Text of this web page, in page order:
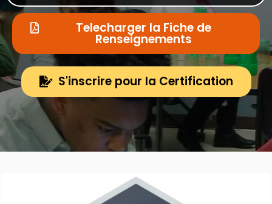
Telecharger la Fiche de
Renseignements
S'inscrire pour la Certification